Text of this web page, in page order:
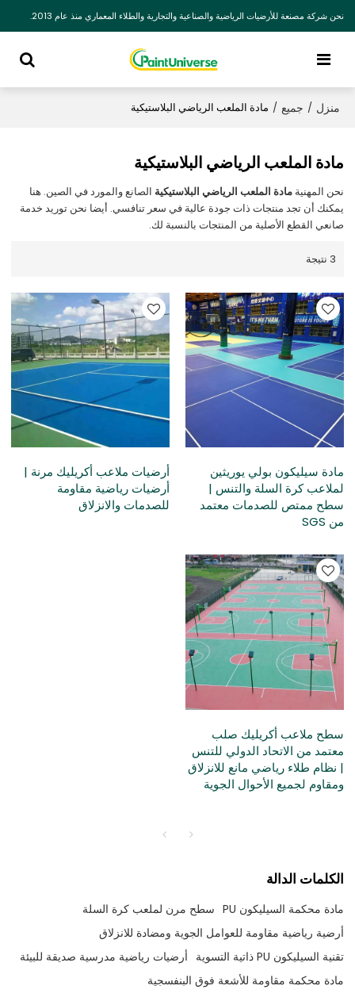
نحن شركة مصنعة للأرضيات الرياضية والصناعية والتجارية والطلاء المعماري منذ عام 2013.
منزل / جميع / مادة الملعب الرياضي البلاستيكية
مادة الملعب الرياضي البلاستيكية
نحن المهنيةمادة الملعب الرياضي البلاستيكية الصانع والمورد في الصين. هنا
يمكنك أن تجد منتجات ذات جودة عالية في سعر تنافسي. أيضا نحن توريد خدمة
صانعي القطع الأصلية من المنتجات بالنسبة لك.
3 نتيجة
مادة سيليكون بولي يوريثين
لملاعب كرة السلة والتنس |
سطح ممتص للصدمات معتمد
من SGS
أرضيات ملاعب أكريليك مرنة |
أرضيات رياضية مقاومة
للصدمات والانزلاق
سطح ملاعب أكريليك صلب
معتمد من الاتحاد الدولي للتنس
| نظام طلاء رياضي مانع للانزلاق
ومقاوم لجميع الأحوال الجوية
الكلمات الدالة
مادة محكمة السيليكون PU
سطح مرن لملعب كرة السلة
أرضية رياضية مقاومة للعوامل الجوية ومضادة للانزلاق
تقنية السيليكون PU ذاتية التسوية
أرضيات رياضية مدرسية صديقة للبيئة
مادة محكمة مقاومة للأشعة فوق البنفسجية